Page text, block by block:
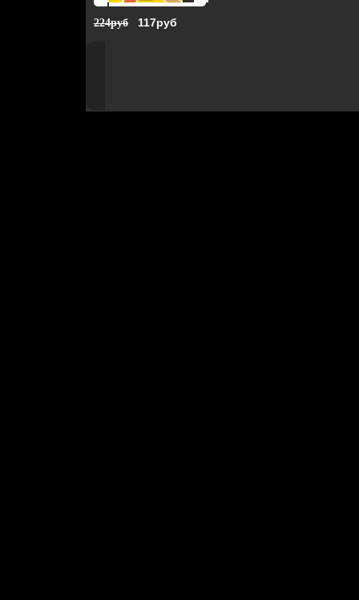
224руб 117руб